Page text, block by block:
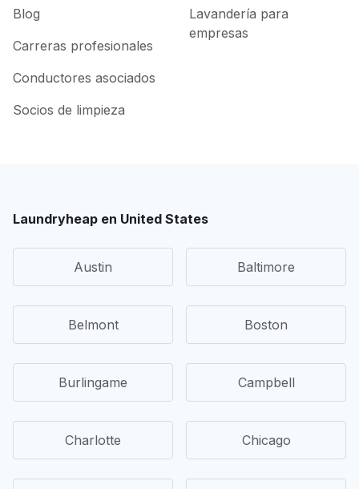
Blog
Carreras profesionales
Conductores asociados
Socios de limpieza
Lavandería para
empresas
Laundryheap en United States
Austin Baltimore
Belmont Boston
Burlingame Campbell
Charlotte Chicago